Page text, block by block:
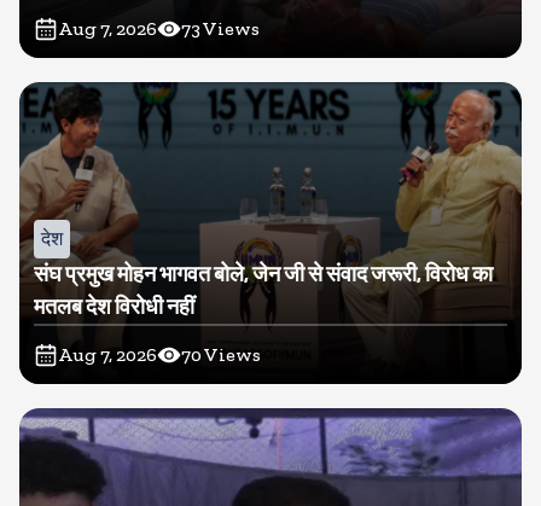
Aug 7, 2026 73Views
देश
संघ प्रमुख मोहन भागवत बोले, जेन जी से संवाद जरूरी, विरोध का
मतलब देश विरोधी नहीं
Aug 7, 2026 70Views